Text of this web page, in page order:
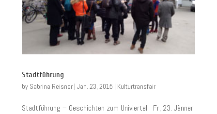
Stadtführung
by Sabrina Reisner| Jan. 23, 2015 | Kulturtransfair
Stadtführung – Geschichten zum Univiertel Fr, 23. Jänner